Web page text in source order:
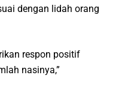
dengan lidah orang
respon positif
nasinya,”